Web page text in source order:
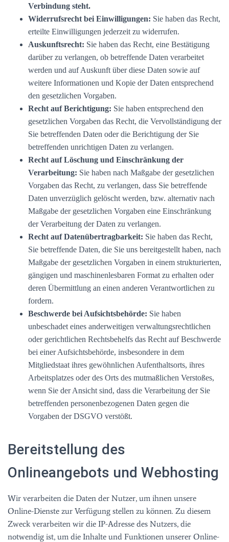
Verbindung steht.
Widerrufsrecht bei Einwilligungen: Sie haben das Recht,
erteilte Einwilligungen jederzeit zu widerrufen.
Auskunftsrecht: Sie haben das Recht, eine Bestätigung
darüber zu verlangen, ob betreffende Daten verarbeitet
werden und auf Auskunft über diese Daten sowie auf
weitere Informationen und Kopie der Daten entsprechend
den gesetzlichen Vorgaben.
Recht auf Berichtigung: Sie haben entsprechend den
gesetzlichen Vorgaben das Recht, die Vervollständigung der
Sie betreffenden Daten oder die Berichtigung der Sie
betreffenden unrichtigen Daten zu verlangen.
Recht auf Löschung und Einschränkung der
Verarbeitung: Sie haben nach Maßgabe der gesetzlichen
Vorgaben das Recht, zu verlangen, dass Sie betreffende
Daten unverzüglich gelöscht werden, bzw. alternativ nach
Maßgabe der gesetzlichen Vorgaben eine Einschränkung
der Verarbeitung der Daten zu verlangen.
Recht auf Datenübertragbarkeit: Sie haben das Recht,
Sie betreffende Daten, die Sie uns bereitgestellt haben, nach
Maßgabe der gesetzlichen Vorgaben in einem strukturierten,
gängigen und maschinenlesbaren Format zu erhalten oder
deren Übermittlung an einen anderen Verantwortlichen zu
fordern.
Beschwerde bei Aufsichtsbehörde: Sie haben
unbeschadet eines anderweitigen verwaltungsrechtlichen
oder gerichtlichen Rechtsbehelfs das Recht auf Beschwerde
bei einer Aufsichtsbehörde, insbesondere in dem
Mitgliedstaat ihres gewöhnlichen Aufenthaltsorts, ihres
Arbeitsplatzes oder des Orts des mutmaßlichen Verstoßes,
wenn Sie der Ansicht sind, dass die Verarbeitung der Sie
betreffenden personenbezogenen Daten gegen die
Vorgaben der DSGVO verstößt.
Bereitstellung des
Onlineangebots und Webhosting
Wir verarbeiten die Daten der Nutzer, um ihnen unsere
Online-Dienste zur Verfügung stellen zu können. Zu diesem
Zweck verarbeiten wir die IP-Adresse des Nutzers, die
notwendig ist, um die Inhalte und Funktionen unserer Online-